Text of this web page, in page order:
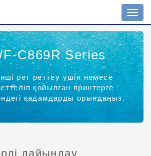
C869R Series
рет реттеу үшін немесе
қойылған принтерге
қадамдарды орындаңыз.
дайындау